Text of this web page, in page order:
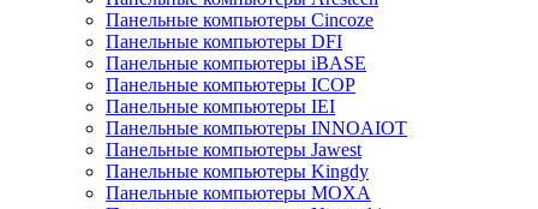
Панельные компьютеры Cincoze
Панельные компьютеры DFI
Панельные компьютеры iBASE
Панельные компьютеры ICOP
Панельные компьютеры IEI
Панельные компьютеры INNOAIOT
Панельные компьютеры Jawest
Панельные компьютеры Kingdy
Панельные компьютеры MOXA